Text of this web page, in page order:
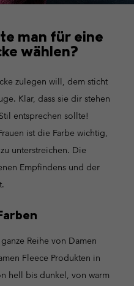
man für eine
wählen?
zulegen will, dem sticht
Klar, dass sie dir stehen
entsprechen sollte!
ist die Farbe wichtig,
unterstreichen. Die
Empfindens und der
Reihe von Damen
Fleece Produkten in
hell bis dunkel, von warm